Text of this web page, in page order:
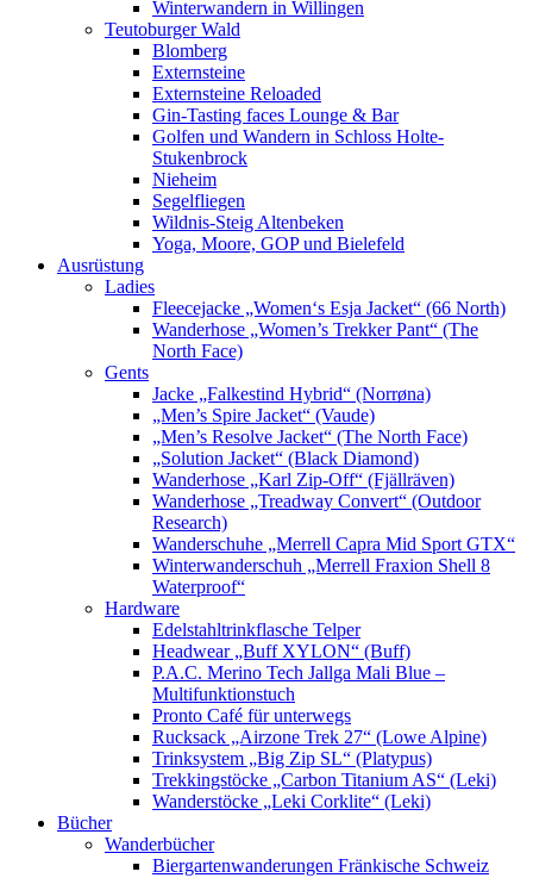
Winterwandern in Willingen
Teutoburger Wald
Blomberg
Externsteine
Externsteine Reloaded
Gin-Tasting faces Lounge & Bar
Golfen und Wandern in Schloss Holte-
Stukenbrock
Nieheim
Segelfliegen
Wildnis-Steig Altenbeken
Yoga, Moore, GOP und Bielefeld
Ausrüstung
Ladies
Fleecejacke „Women‘s Esja Jacket“ (66 North)
Wanderhose „Women’s Trekker Pant“ (The
North Face)
Gents
Jacke „Falkestind Hybrid“ (Norrøna)
„Men’s Spire Jacket“ (Vaude)
„Men’s Resolve Jacket“ (The North Face)
„Solution Jacket“ (Black Diamond)
Wanderhose „Karl Zip-Off“ (Fjällräven)
Wanderhose „Treadway Convert“ (Outdoor
Research)
Wanderschuhe „Merrell Capra Mid Sport GTX“
Winterwanderschuh „Merrell Fraxion Shell 8
Waterproof“
Hardware
Edelstahltrinkflasche Telper
Headwear „Buff XYLON“ (Buff)
P.A.C. Merino Tech Jallga Mali Blue –
Multifunktionstuch
Pronto Café für unterwegs
Rucksack „Airzone Trek 27“ (Lowe Alpine)
Trinksystem „Big Zip SL“ (Platypus)
Trekkingstöcke „Carbon Titanium AS“ (Leki)
Wanderstöcke „Leki Corklite“ (Leki)
Bücher
Wanderbücher
Biergartenwanderungen Fränkische Schweiz